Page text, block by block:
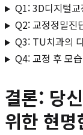
Q1: 3D디지털
Q2: 교정정밀진
Q3: TU치과의
Q4: 교정 후 모
결론: 당
위한 현